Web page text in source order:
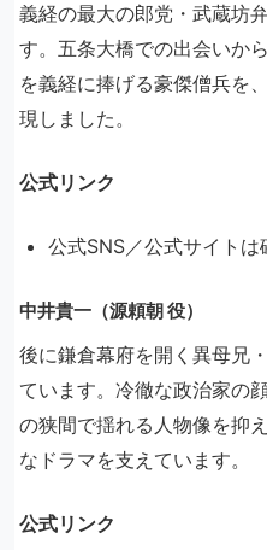
義経の最大の郎党・武蔵坊
す。五条大橋での出会いか
を義経に捧げる豪傑僧兵を
現しました。
公式リンク
公式SNS／公式サイト
中井貴一（源頼朝 役）
後に鎌倉幕府を開く異母兄
ています。冷徹な政治家の
の狭間で揺れる人物像を抑
なドラマを支えています。
公式リンク